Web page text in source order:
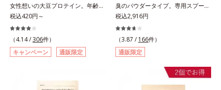
女性想いの大豆プロテイン。年齢を
感じさせない美と元気を育む、女性
想いの大豆プロテインです。1杯で
不足しがちなたんぱく質を補えま
す。大人女性の食習慣に基づき質と
量を考え、更年世代の女性に人気の
税込420円～
（4.14 /306件）
キャンペーン
通販限定
臭のパウダータイプ。専用スプーン
1杯で、ハリと弾力のある毎日に欠
かせない「コラーゲン」5,000㎎を
手軽に摂れる美容パウダーです。無
味無臭で飲み物や料理に影響がな
く、冷たい飲み物にも簡単に溶ける
ので、毎日簡単にキレイを補給でき
税込2,916円
（3.87 / 166件）
通販限定